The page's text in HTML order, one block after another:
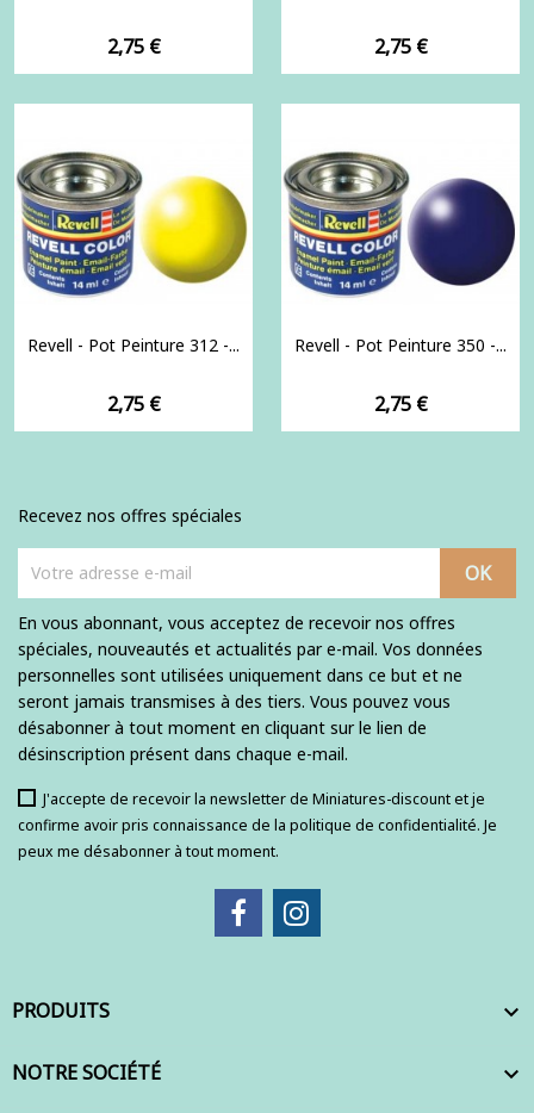
Prix
2,75 € Prix
2,75 €
Revell - Pot Peinture 312 -...
Prix
2,75 €
Revell - Pot Peinture 350 -...
Prix
2,75 €
Recevez nos offres spéciales
En vous abonnant, vous acceptez de recevoir nos offres
spéciales, nouveautés et actualités par e-mail. Vos données
personnelles sont utilisées uniquement dans ce but et ne
seront jamais transmises à des tiers. Vous pouvez vous
désabonner à tout moment en cliquant sur le lien de
désinscription présent dans chaque e-mail.
J'accepte de recevoir la newsletter de Miniatures-discount et je
confirme avoir pris connaissance de la politique de confidentialité. Je
peux me désabonner à tout moment.
PRODUITS 
NOTRE SOCIÉTÉ 